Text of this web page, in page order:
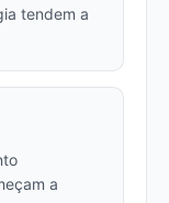
tendem a
a